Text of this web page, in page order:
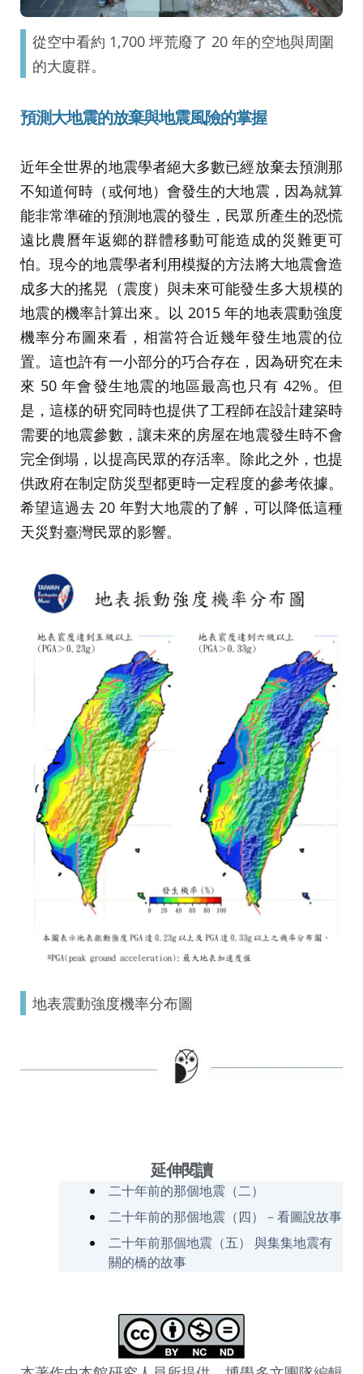
從空中看約 1,700 坪荒廢了 20 年的空地與周圍
的大廈群。
預測大地震的放棄與地震風險的掌握
近年全世界的地震學者絕大多數已經放棄去預測那
不知道何時（或何地）會發生的大地震，因為就算
能非常準確的預測地震的發生，民眾所產生的恐慌
遠比農曆年返鄉的群體移動可能造成的災難更可
怕。現今的地震學者利用模擬的方法將大地震會造
成多大的搖晃（震度）與未來可能發生多大規模的
地震的機率計算出來。以 2015 年的地表震動強度
機率分布圖來看，相當符合近幾年發生地震的位
置。這也許有一小部分的巧合存在，因為研究在未
來 50 年會發生地震的地區最高也只有 42%。但
是，這樣的研究同時也提供了工程師在設計建築時
需要的地震參數，讓未來的房屋在地震發生時不會
完全倒塌，以提高民眾的存活率。除此之外，也提
供政府在制定防災型都更時一定程度的參考依據。
希望這過去 20 年對大地震的了解，可以降低這種
天災對臺灣民眾的影響。
地表震動強度機率分布圖
延伸閱讀
二十年前的那個地震（二）
二十年前的那個地震（四）－看圖說故事
二十年前那個地震（五） 與集集地震有
關的橋的故事